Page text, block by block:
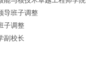
导班子调整
子调整
副校长